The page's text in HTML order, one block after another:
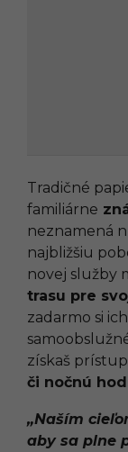
Tradičné
familiárne
neznamená
najbližšiu
novej služby
trasu pre
zadarmo si
získaš
či nočnú
„Naším
aby sa plne